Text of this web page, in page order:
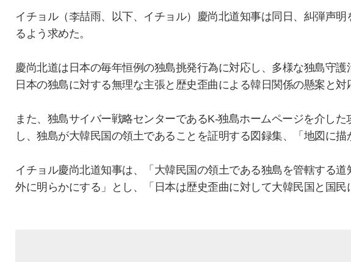
イチョル（李喆雨、以下、イチョル）慶尚北道知事は同日、糾弾声
るよう求めた。
慶尚北道は日本の毎年恒例の独島挑発行為に対応し、多様な独島守
日本の独島に対する無理な主張と歴史歪曲による韓日関係の懸案と
また、独島サイバー戦略センターであるK-独島ホームページを介し
し、独島が大韓民国の領土であることを証明する図録集、「地図に描
イチョル慶尚北道知事は、「大韓民国の領土である独島を管轄する
外に明らかにする」とし、「日本は歴史歪曲に対して大韓民国と国